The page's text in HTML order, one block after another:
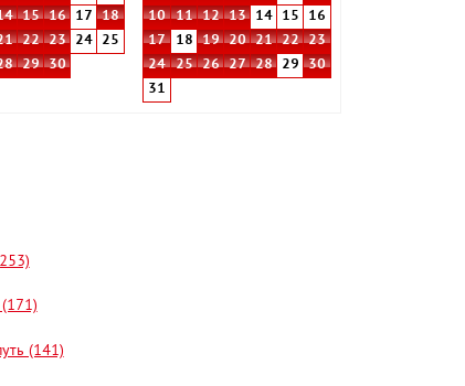
15 16 17
18
22 23 24
25
29 30
10
11 12 13 14 15
16
17
18 19 20 21 22
23
24
25 26 27 28 29
30
31
(141)